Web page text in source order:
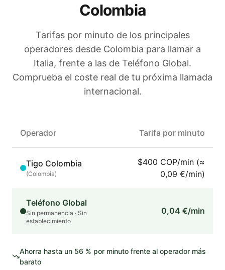
Colombia
Tarifas por minuto de los principales
operadores desde Colombia para llamar a
Italia, frente a las de Teléfono Global.
Comprueba el coste real de tu próxima llamada
internacional.
Operador Tarifa por minuto
Tigo Colombia
(Colombia)
$400 COP/min (≈
0,09 €/min)
Teléfono Global
Sin permanencia · Sin
establecimiento
0,04 €/min
Ahorra hasta un 56 % por minuto frente al operador más
barato